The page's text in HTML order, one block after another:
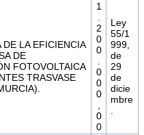
DE LA EFICIENCIA
DE
FOTOVOLTAICA
TRASVASE
1
.
2
0
0
.
0
0
0
,
0
0
Ley
55/1
999,
de
29
de
dicie
mbre
.